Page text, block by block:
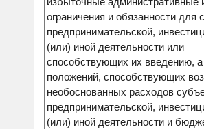
ограничения и обязанности для
предпринимательской,
(или) иной деятельности или
способствующих их введению, а
положений, способствующих
необоснованных расходов
предпринимательской,
(или) иной деятельности и